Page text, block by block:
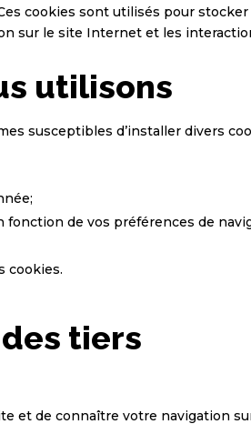
cookies sont utilisés pour
sur le site Internet et les
utilisons
susceptibles d’installer divers
de vos préférences de
cookies.
tiers
et de connaître votre navigation